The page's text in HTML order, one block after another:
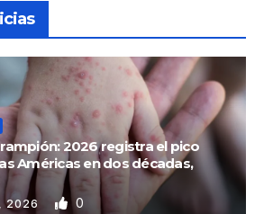
2026 registra el pico
Américas en dos décadas,
2026 0